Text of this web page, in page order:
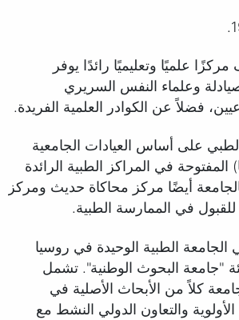
علميًا وتعليميًا رائدًا يوفر
وعلماء النفس السريري
فضلاً عن الكوادر العلمية الفريدة.
على أساس العيادات الجامعية
المفتوحة في المراكز الطبية الرائدة
أيضًا مركز محاكاة حديث ومركز
في الممارسة الطبية.
الطبية الوحيدة في روسيا
"جامعة البحوث الوطنية". تشمل
كلاً من الأبحاث الأصلية في
والتعاون الدولي النشط مع